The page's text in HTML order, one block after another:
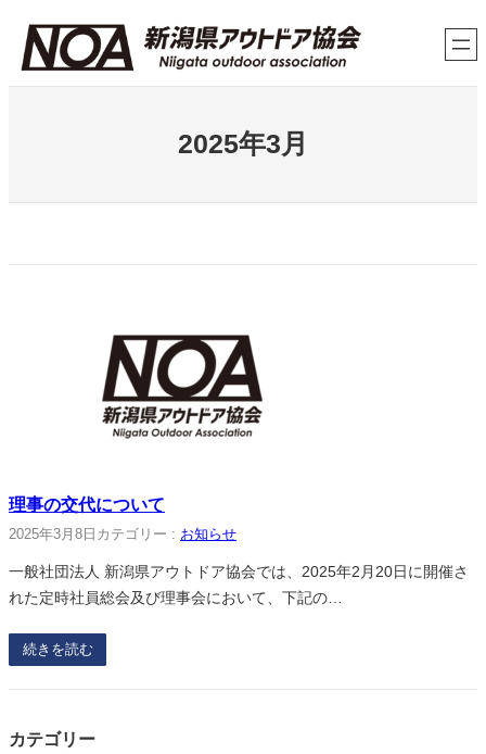
を
2025年3月
理事の交代について
2025年3月8日 カテゴリー : お知らせ
一般社団法人 新潟県アウトドア協会では、2025年2月20日に開催さ
れた定時社員総会及び理事会において、下記の…
続きを読む
カテゴリー